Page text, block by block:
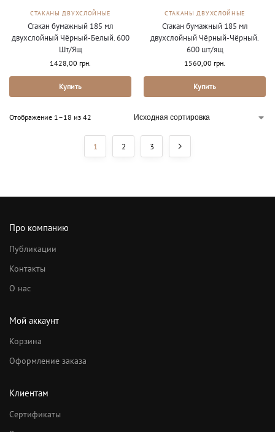
СТАКАНЫ ДВУХСЛОЙНЫЕ
Стакан бумажный 185 мл
двухслойный Чёрный-Белый. 600
Шт/Ящ
1428,00 грн.
Купить
СТАКАНЫ ДВУХСЛОЙНЫЕ
Стакан бумажный 185 мл
двухслойный Чёрный-Чёрный.
600 шт/ящ
1560,00 грн.
Купить
Отображение 1–18 из 42
1 2 3
Про компанию
Публикации
Контакты
О нас
Мой аккаунт
Корзина
Оформление заказа
Клиентам
Сертификаты